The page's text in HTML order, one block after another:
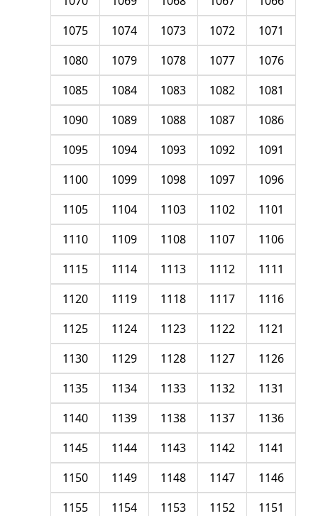
1071
1072
1073
1074
1075
1076
1077
1078
1079
1080
1081
1082
1083
1084
1085
1086
1087
1088
1089
1090
1091
1092
1093
1094
1095
1096
1097
1098
1099
1100
1101
1102
1103
1104
1105
1106
1107
1108
1109
1110
1111
1112
1113
1114
1115
1116
1117
1118
1119
1120
1121
1122
1123
1124
1125
1126
1127
1128
1129
1130
1131
1132
1133
1134
1135
1136
1137
1138
1139
1140
1141
1142
1143
1144
1145
1146
1147
1148
1149
1150
1151
1152
1153
1154
1155